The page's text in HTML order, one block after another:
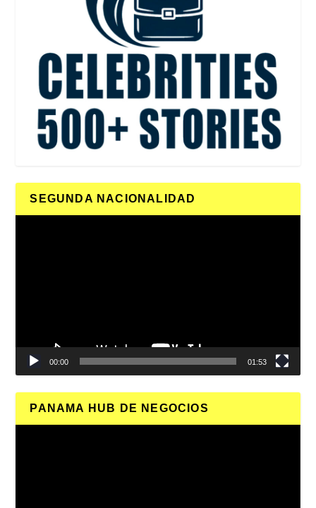
SEGUNDA NACIONALIDAD
00:00 01:53
PANAMA HUB DE NEGOCIOS